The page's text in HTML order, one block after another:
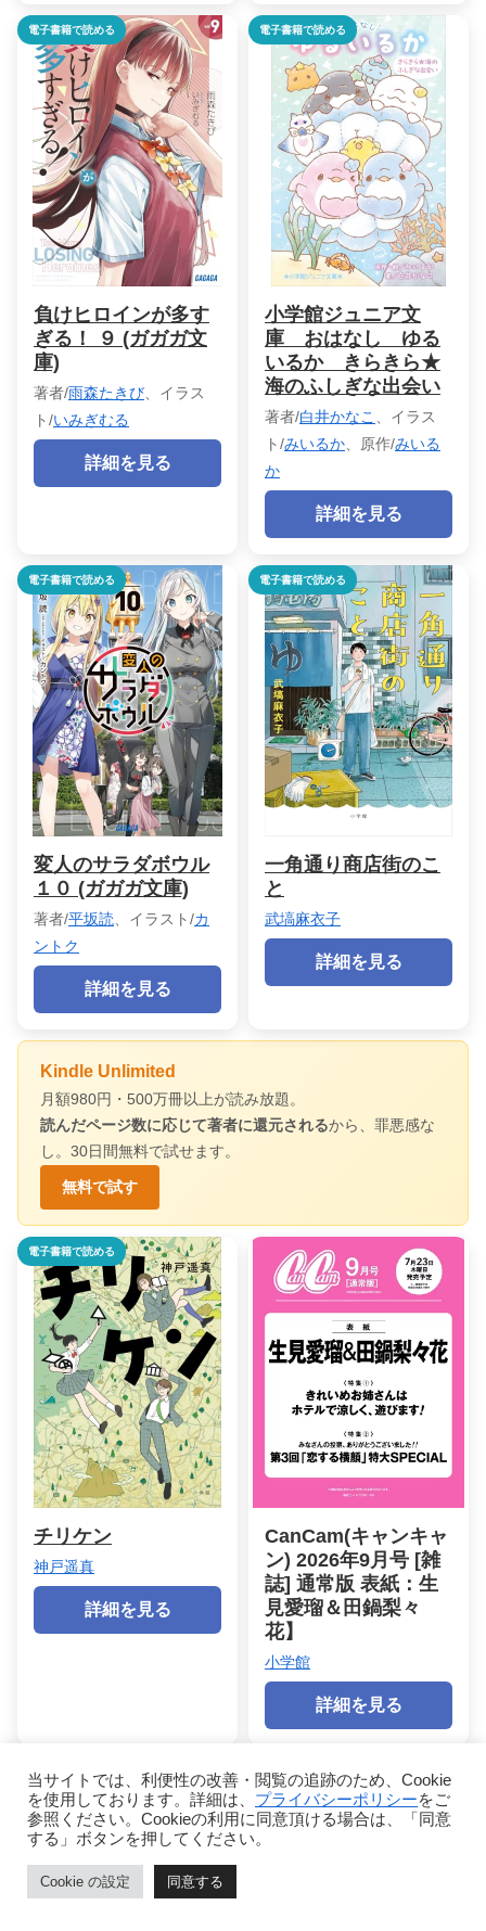
電子書籍で読める
負けヒロインが多す
ぎる！ ９ (ガガガ文
庫)
著者/雨森たきび 、イラス
ト/いみぎむる
詳細を見る
電子書籍で読める
小学館ジュニア文
庫 おはなし ゆる
いるか きらきら★
海のふしぎな出会い
著者/白井かなこ
、イラス
ト/みいるか 、原作/みいる
か
詳細を見る
電子書籍で読める
変人のサラダボウル
１０ (ガガガ文庫)
著者/平坂読 、イラスト/カ
ントク
詳細を見る
電子書籍で読める
一角通り商店街のこ
と
武塙麻衣子
詳細を見る
Kindle Unlimited
月額980円・500万冊以上が読み放題。
読んだページ数に応じて著者に還元されるから、罪悪感な
し。30日間無料で試せます。
無料で試す
電子書籍で読める
チリケン
神戸遥真
詳細を見る
CanCam(キャンキャ
ン) 2026年9月号 [雑
誌] 通常版 表紙：生
見愛瑠＆田鍋梨々
花】
小学館
詳細を見る
もっと見る（残り227冊）
シェアする
当サイトでは、利便性の改善・閲覧の追跡のため、Cookie
を使用しております。詳細は、 プライバシーポリシーをご
参照ください。Cookieの利用に同意頂ける場合は、「同意
する」ボタンを押してください。
Cookie の設定 同意する